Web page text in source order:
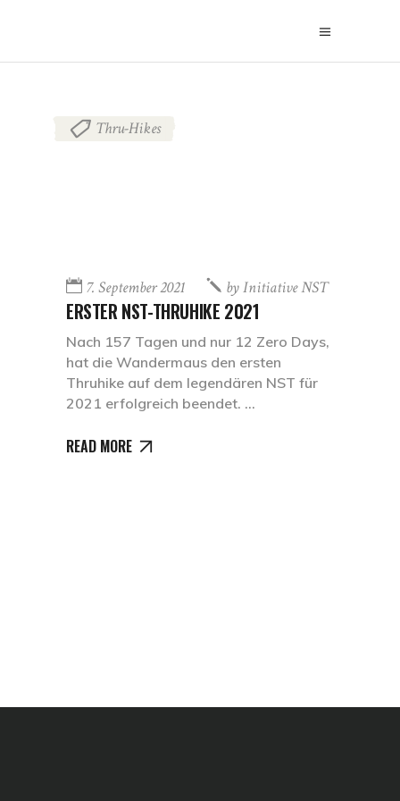
Thru-Hikes
7. September 2021 byInitiative NST
ERSTER NST-THRUHIKE 2021
Nach 157 Tagen und nur 12 Zero Days,
hat die Wandermaus den ersten
Thruhike auf dem legendären NST für
2021 erfolgreich beendet.
READ MORE